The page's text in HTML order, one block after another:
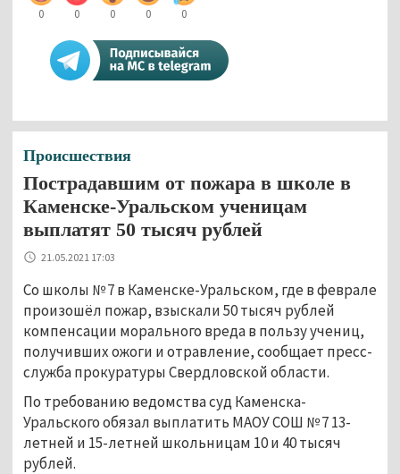
0 0 0 0 0
Происшествия
Пострадавшим от пожара в школе в
Каменске-Уральском ученицам
выплатят 50 тысяч рублей
21.05.2021 17:03
Со школы № 7 в Каменске-Уральском, где в феврале
произошёл пожар, взыскали 50 тысяч рублей
компенсации морального вреда в пользу учениц,
получивших ожоги и отравление, сообщает пресс-
служба прокуратуры Свердловской области.
По требованию ведомства суд Каменска-
Уральского обязал выплатить МАОУ СОШ № 7 13-
летней и 15-летней школьницам 10 и 40 тысяч
рублей.